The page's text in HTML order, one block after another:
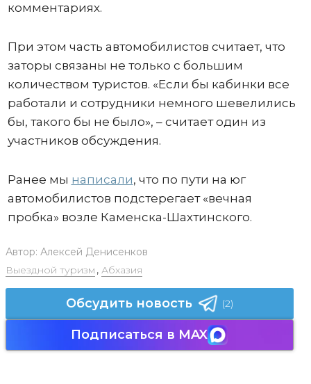
комментариях.
При этом часть автомобилистов считает, что
заторы связаны не только с большим
количеством туристов. «Если бы кабинки все
работали и сотрудники немного шевелились
бы, такого бы не было», – считает один из
участников обсуждения.
Ранее мы написали, что по пути на юг
автомобилистов подстерегает «вечная
пробка» возле Каменска-Шахтинского.
Автор: Алексей Денисенков
Выездной туризм , Абхазия
Обсудить новость (2)
Подписаться в MAX